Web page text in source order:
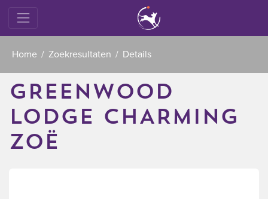
Home Zoekresultaten Details
GREENWOOD
LODGE CHARMING
ZOË